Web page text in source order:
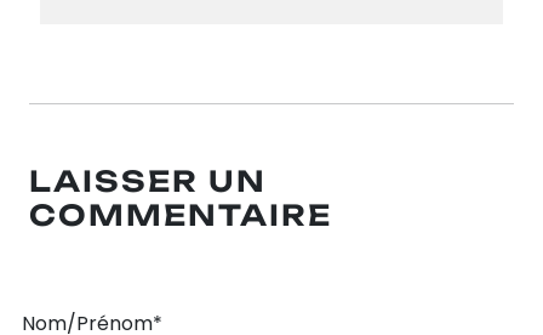
LAISSER UN
COMMENTAIRE
Nom/Prénom*